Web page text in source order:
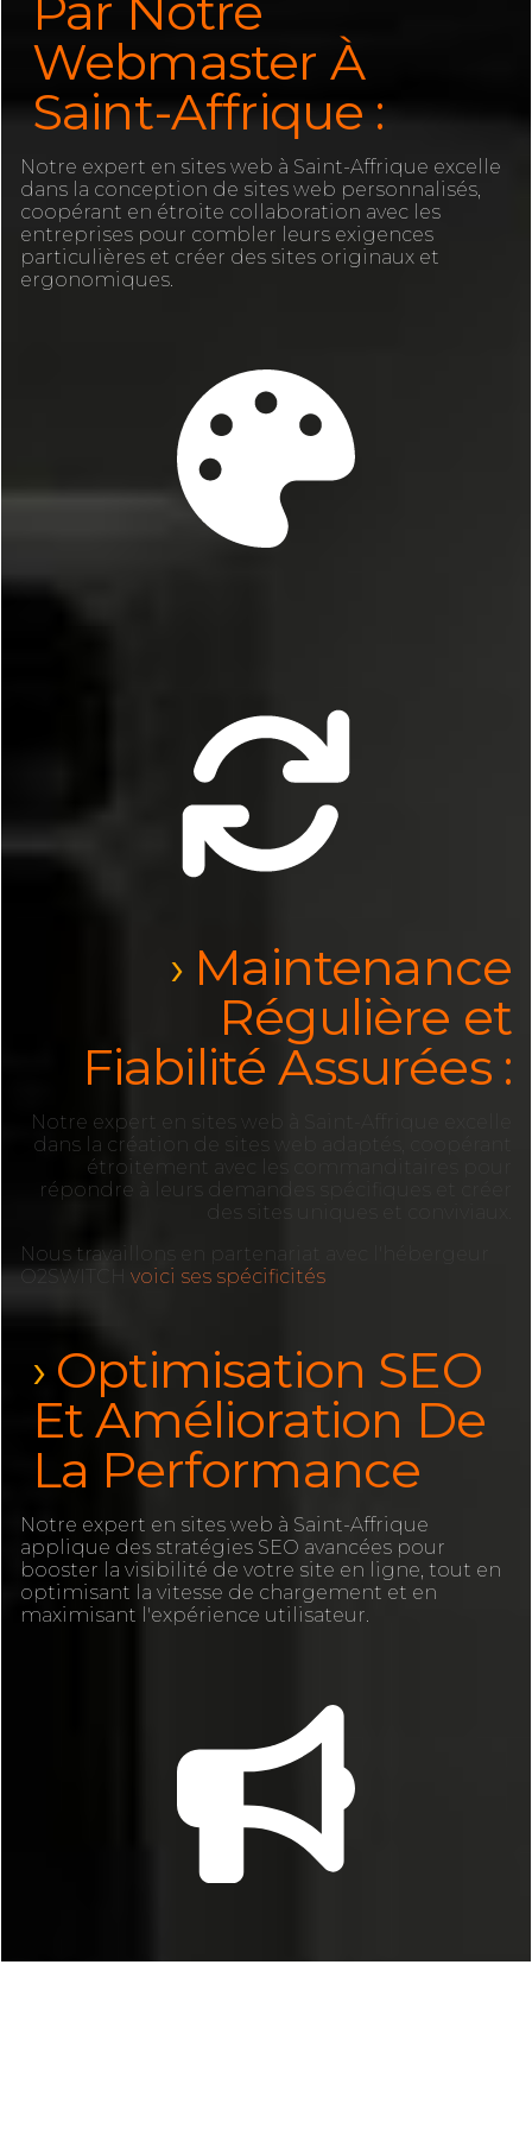
Webmaster À
Saint-Affrique :
Notre expert en sites web à Saint-Affrique excelle
dans la conception de sites web personnalisés,
coopérant en étroite collaboration avec les
entreprises pour combler leurs exigences
particulières et créer des sites originaux et
ergonomiques.
Maintenance
Régulière et
Fiabilité Assurées :
Notre expert en sites web à Saint-Affrique excelle
dans la création de sites web adaptés, coopérant
étroitement avec les commanditaires pour
répondre à leurs demandes spécifiques et créer
des sites uniques et conviviaux.
Nous travaillons en partenariat avec l'hébergeur
O2SWITCH voici ses spécificités
Optimisation SEO
Et Amélioration De
La Performance
Notre expert en sites web à Saint-Affrique
applique des stratégies SEO avancées pour
booster la visibilité de votre site en ligne, tout en
optimisant la vitesse de chargement et en
maximisant l'expérience utilisateur.